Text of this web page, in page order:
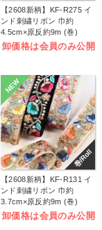
【2608新柄】KF-R275 イ
ンド刺繍リボン 巾約
4.5cm×原反約9m (巻)
卸価格は会員のみ公開
NEW
巻/Roll
【2608新柄】KF-R131 イ
ンド刺繍リボン 巾約
3.7cm×原反約9m (巻)
卸価格は会員のみ公開